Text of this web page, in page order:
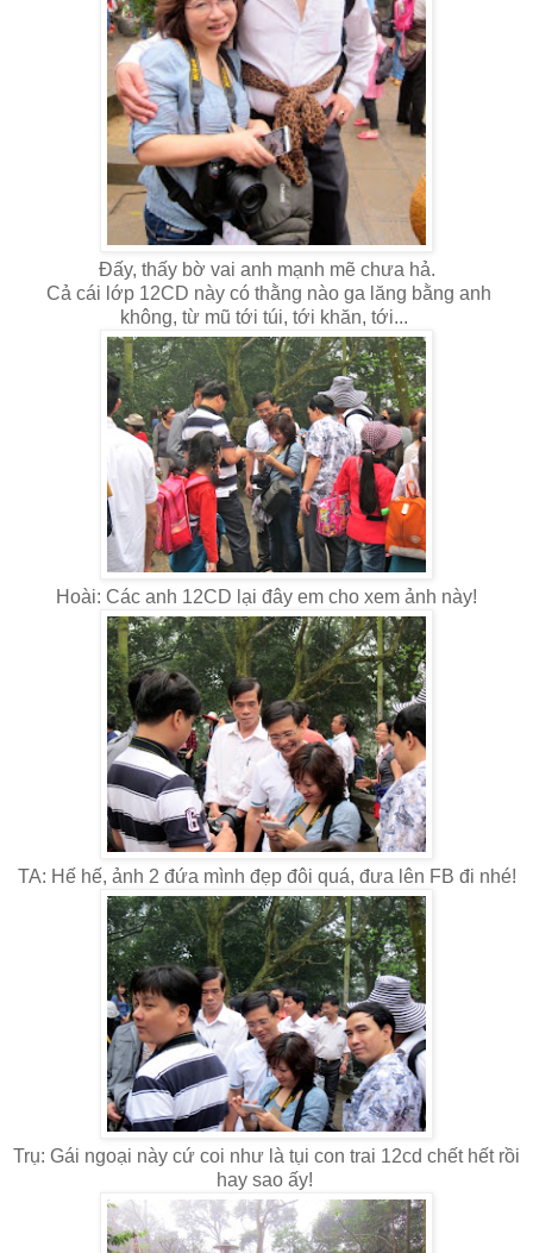
Đấy, thấy bờ vai anh mạnh mẽ chưa hả.
Cả cái lớp 12CD này có thằng nào ga lăng bằng anh
không, từ mũ tới túi, tới khăn, tới...
Hoài: Các anh 12CD lại đây em cho xem ảnh này!
TA: Hế hế, ảnh 2 đứa mình đẹp đôi quá, đưa lên FB đi nhé!
Trụ: Gái ngoại này cứ coi như là tụi con trai 12cd chết hết rồi
hay sao ấy!